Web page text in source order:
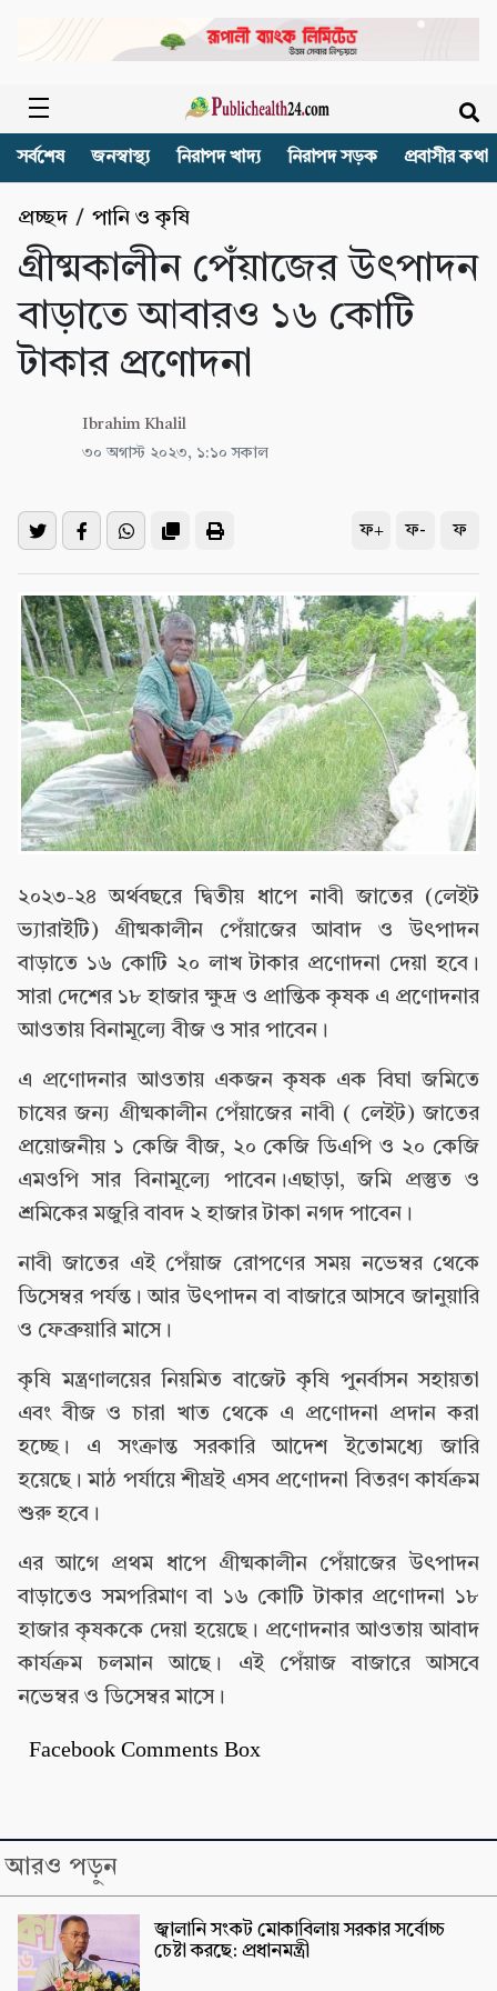
সর্বশেষ জনস্বাস্থ্য নিরাপদ খাদ্য নিরাপদ সড়ক প্রবাসীর কথা
প্রচ্ছদ / পানি ও কৃষি
গ্রীষ্মকালীন পেঁয়াজের উৎপাদন
বাড়াতে আবারও ১৬ কোটি
টাকার প্রণোদনা
Ibrahim Khalil
৩০ অগাস্ট ২০২৩, ১:১০ সকাল
ফ+ ফ- ফ
২০২৩-২৪ অর্থবছরে দ্বিতীয় ধাপে নাবী জাতের (লেইট
ভ্যারাইটি) গ্রীষ্মকালীন পেঁয়াজের আবাদ ও উৎপাদন
বাড়াতে ১৬ কোটি ২০ লাখ টাকার প্রণোদনা দেয়া হবে।
সারা দেশের ১৮ হাজার ক্ষুদ্র ও প্রান্তিক কৃষক এ প্রণোদনার
আওতায় বিনামূল্যে বীজ ও সার পাবেন।
এ প্রণোদনার আওতায় একজন কৃষক এক বিঘা জমিতে
চাষের জন্য গ্রীষ্মকালীন পেঁয়াজের নাবী ( লেইট) জাতের
প্রয়োজনীয় ১ কেজি বীজ, ২০ কেজি ডিএপি ও ২০ কেজি
এমওপি সার বিনামূল্যে পাবেন।এছাড়া, জমি প্রস্তুত ও
শ্রমিকের মজুরি বাবদ ২ হাজার টাকা নগদ পাবেন।
নাবী জাতের এই পেঁয়াজ রোপণের সময় নভেম্বর থেকে
ডিসেম্বর পর্যন্ত। আর উৎপাদন বা বাজারে আসবে জানুয়ারি
ও ফেব্রুয়ারি মাসে।
কৃষি মন্ত্রণালয়ের নিয়মিত বাজেট কৃষি পুনর্বাসন সহায়তা
এবং বীজ ও চারা খাত থেকে এ প্রণোদনা প্রদান করা
হচ্ছে। এ সংক্রান্ত সরকারি আদেশ ইতোমধ্যে জারি
হয়েছে। মাঠ পর্যায়ে শীঘ্রই এসব প্রণোদনা বিতরণ কার্যক্রম
শুরু হবে।
এর আগে প্রথম ধাপে গ্রীষ্মকালীন পেঁয়াজের উৎপাদন
বাড়াতেও সমপরিমাণ বা ১৬ কোটি টাকার প্রণোদনা ১৮
হাজার কৃষককে দেয়া হয়েছে। প্রণোদনার আওতায় আবাদ
কার্যক্রম চলমান আছে। এই পেঁয়াজ বাজারে আসবে
নভেম্বর ও ডিসেম্বর মাসে।
Facebook Comments Box
আরও পড়ুন
জ্বালানি সংকট মোকাবিলায় সরকার সর্বোচ্চ
চেষ্টা করছে: প্রধানমন্ত্রী